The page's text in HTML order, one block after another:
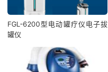
FGL-6200型电动罐疗仪电子拔
罐仪